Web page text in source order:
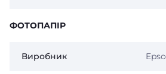
ФОТОПАПІР
Виробник